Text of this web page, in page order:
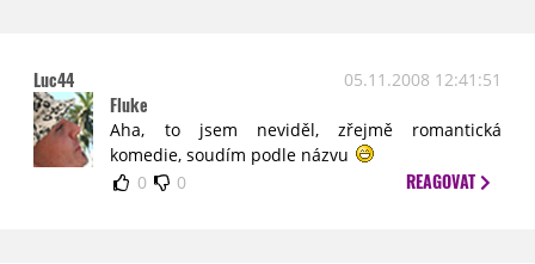
Luc44 05.11.2008 12:41:51
Fluke
Aha, to jsem neviděl, zřejmě romantická
komedie, soudím podle názvu
0
0 REAGOVAT